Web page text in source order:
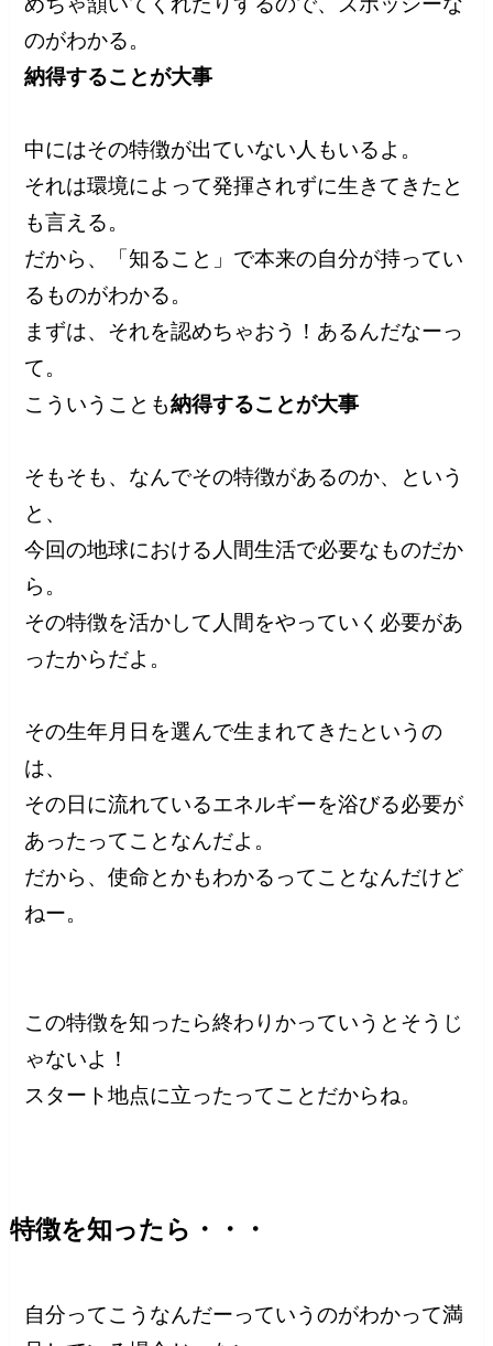
のがわかる。
納得することが大事
中にはその特徴が出ていない人もいるよ。
それは環境によって発揮されずに生きてきたと
も言える。
だから、「知ること」で本来の自分が持ってい
るものがわかる。
まずは、それを認めちゃおう！あるんだなーっ
て。
こういうことも納得することが大事
そもそも、なんでその特徴があるのか、という
と、
今回の地球における人間生活で必要なものだか
ら。
その特徴を活かして人間をやっていく必要があ
ったからだよ。
その生年月日を選んで生まれてきたというの
は、
その日に流れているエネルギーを浴びる必要が
あったってことなんだよ。
だから、使命とかもわかるってことなんだけど
ねー。
この特徴を知ったら終わりかっていうとそうじ
ゃないよ！
スタート地点に立ったってことだからね。
特徴を知ったら・・・
自分ってこうなんだーっていうのがわかって満